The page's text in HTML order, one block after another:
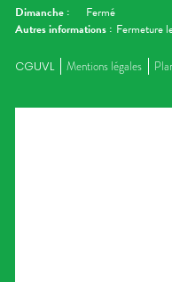
Dimanche :
Fermé
Autres informations : Fermeture
CGUVL Mentions légales